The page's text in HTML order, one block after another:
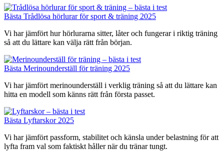
Bästa Trådlösa hörlurar för sport & träning 2025
Vi har jämfört hur hörlurarna sitter, låter och fungerar i riktig träning
så att du lättare kan välja rätt från början.
Bästa Merinounderställ för träning 2025
Vi har jämfört merinounderställ i verklig träning så att du lättare kan
hitta en modell som känns rätt från första passet.
Bästa Lyftarskor 2025
Vi har jämfört passform, stabilitet och känsla under belastning för att
lyfta fram val som faktiskt håller när du tränar tungt.